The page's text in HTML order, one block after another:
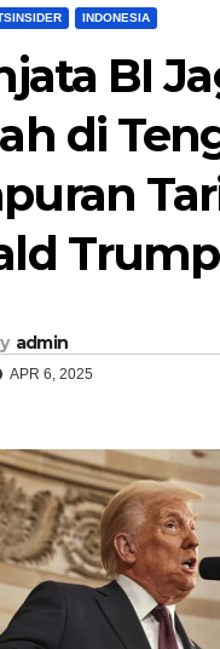
INDONESIA
BI
di
Trump
admin
APR 6, 2025